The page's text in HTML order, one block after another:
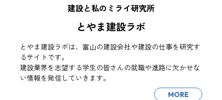
建設と私のミライ研究所
とやま建設ラボ
とやま建設ラボは、富山の建設会社や建設の仕事を研究す
るサイトです。
建設業界を志望する学生の皆さんの就職や進路に欠かせな
い情報を発信していきます。
MORE